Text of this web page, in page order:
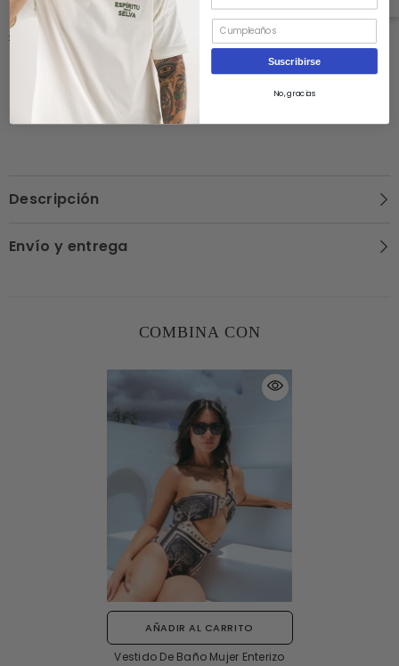
Envío gratis
Envío gratis por compras superiores a $190.000
Aplica t&c
Descripción
Envío y entrega
COMBINA CON
AÑADIR AL CARRITO
Vestido De Baño Mujer Enterizo
Suscribirse
No, gracias